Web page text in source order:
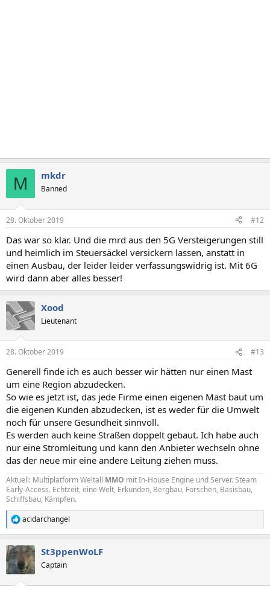
M mkdr
Banned
28. Oktober 2019 #12
Das war so klar. Und die mrd aus den 5G Versteigerungen still
und heimlich im Steuersäckel versickern lassen, anstatt in
einen Ausbau, der leider leider verfassungswidrig ist. Mit 6G
wird dann aber alles besser!
Xood
Lieutenant
28. Oktober 2019 #13
Generell finde ich es auch besser wir hätten nur einen Mast
um eine Region abzudecken.
So wie es jetzt ist, das jede Firme einen eigenen Mast baut um
die eigenen Kunden abzudecken, ist es weder für die Umwelt
noch für unsere Gesundheit sinnvoll.
Es werden auch keine Straßen doppelt gebaut. Ich habe auch
nur eine Stromleitung und kann den Anbieter wechseln ohne
das der neue mir eine andere Leitung ziehen muss.
Aktuell: Multiplatform Weltall MMO mit In-House Engine und Server. Steam
Early-Access. Echtzeit, eine Welt, Erkunden, Bergbau, Forschen, Basisbau,
Schiffsbau, Kämpfen.
R
e
k
t
i
acidarchangel
St3ppenWoLF
Captain